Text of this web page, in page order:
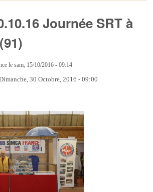
Journée SRT à
le sam, 15/10/2016 - 09:14
30 Octobre, 2016 - 09:00